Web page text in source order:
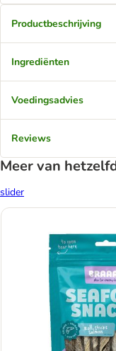
Productbeschrijving
Ingrediënten
Voedingsadvies
Reviews
Meer van
slider